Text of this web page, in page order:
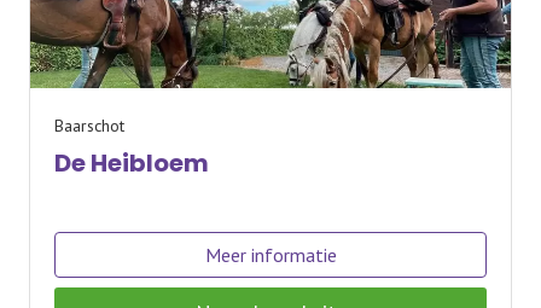
Baarschot
De Heibloem
Meer informatie